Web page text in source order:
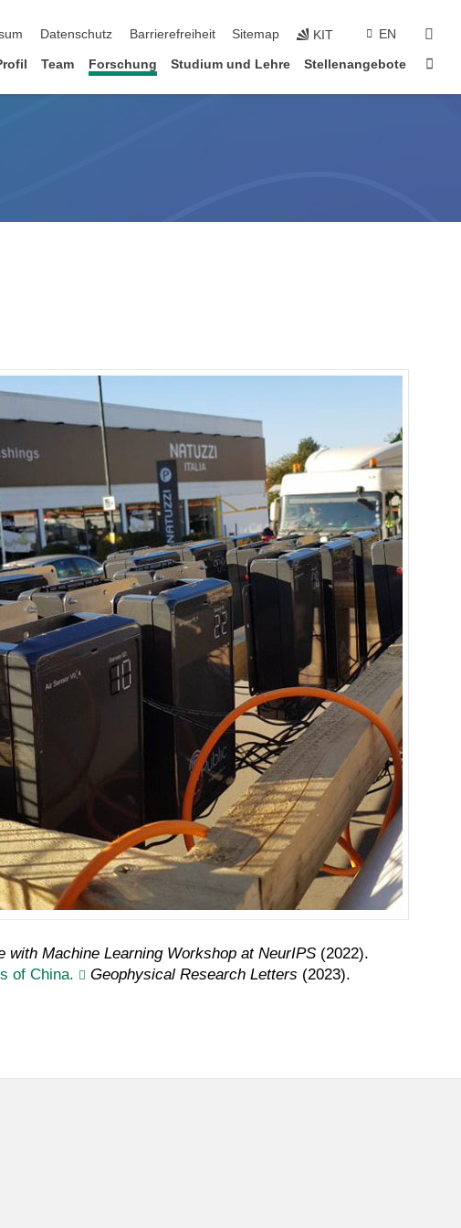
Datenschutz Barrierefreiheit Sitemap KIT EN
Team Forschung Studium und Lehre Stellenangebote
with Machine Learning Workshop at NeurIPS (2022).
of China. Geophysical Research Letters (2023).